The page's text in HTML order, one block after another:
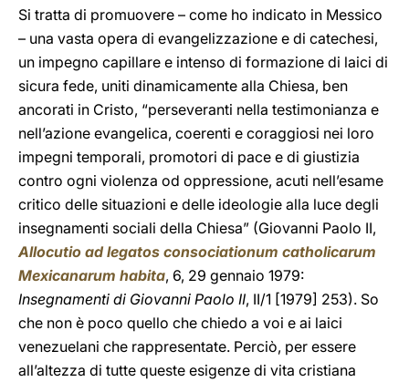
Si tratta di promuovere – come ho indicato in Messico
– una vasta opera di evangelizzazione e di catechesi,
un impegno capillare e intenso di formazione di laici di
sicura fede, uniti dinamicamente alla Chiesa, ben
ancorati in Cristo, “perseveranti nella testimonianza e
nell’azione evangelica, coerenti e coraggiosi nei loro
impegni temporali, promotori di pace e di giustizia
contro ogni violenza od oppressione, acuti nell’esame
critico delle situazioni e delle ideologie alla luce degli
insegnamenti sociali della Chiesa” (Giovanni Paolo II,
Allocutio ad legatos consociationum catholicarum
Mexicanarum habita, 6, 29 gennaio 1979:
Insegnamenti di Giovanni Paolo II, II/1 [1979] 253). So
che non è poco quello che chiedo a voi e ai laici
venezuelani che rappresentate. Perciò, per essere
all’altezza di tutte queste esigenze di vita cristiana